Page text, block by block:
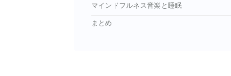
マインドフルネス音楽と睡眠
まとめ